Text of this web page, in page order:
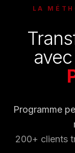
LA
Programme
200+ clients